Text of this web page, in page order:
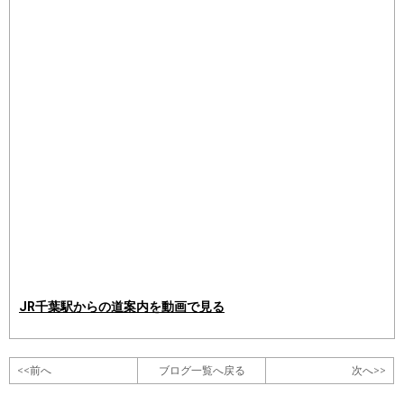
JR千葉駅からの道案内を動画で見る
<<前へ ブログ一覧へ戻る 次へ>>